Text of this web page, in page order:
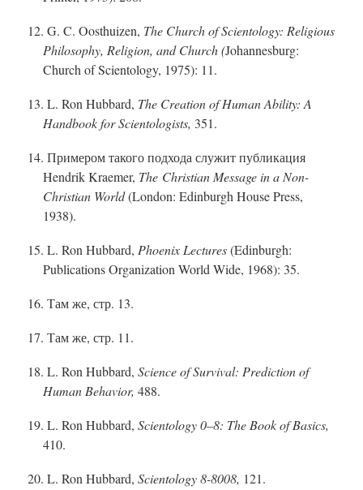
12. G. C. Oosthuizen, The Church of Scientology: Religious
Philosophy, Religion, and Church (Johannesburg:
Church of Scientology, 1975): 11.
13. L. Ron Hubbard, The Creation of Human Ability: A
Handbook for Scientologists, 351.
14. Примером такого подхода служит публикация
Hendrik Kraemer, The Christian Message in a Non-
Christian World(London: Edinburgh House Press,
1938).
15. L. Ron Hubbard, Phoenix Lectures(Edinburgh:
Publications Organization World Wide, 1968): 35.
16. Там же, стр. 13.
17. Там же, стр. 11.
18. L. Ron Hubbard, Science of Survival: Prediction of
Human Behavior, 488.
19. L. Ron Hubbard, Scientology0–8: The Book of Basics,
410.
20. L. Ron Hubbard, Scientology8-8008, 121.